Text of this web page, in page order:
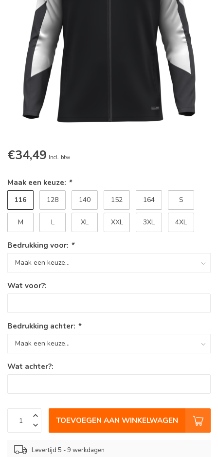
€34,49 Incl. btw
Maak een keuze: *
116 128 140 152 164 S
M L XL XXL 3XL 4XL
Bedrukking voor: *
Wat voor?:
Bedrukking achter: *
Wat achter?:
TOEVOEGEN AAN WINKELWAGEN
Levertijd 5 - 9 werkdagen